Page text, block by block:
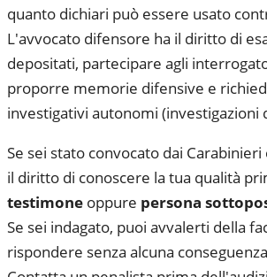
quanto dichiari può essere usato
L'avvocato difensore ha il diritto di
depositati, partecipare agli
proporre memorie difensive e
investigativi autonomi (investigazioni
Se sei stato convocato dai Carabinieri
il diritto di conoscere la tua qualità
testimone oppure persona
Se sei indagato, puoi avvalerti della
rispondere senza alcuna